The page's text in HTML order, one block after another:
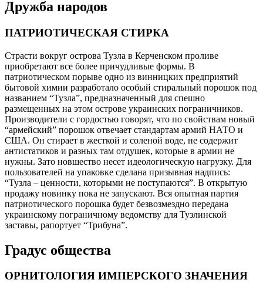
Дружба народов
ПАТРИОТИЧЕСКАЯ СТИРКА
Страсти вокруг острова Тузла в Керченском проливе
приобретают все более причудливые формы. В
патриотическом порыве одно из винницких предприятий
бытовой химии разработало особый стиральный порошок под
названием “Тузла”, предназначенный для спешно
размещенных на этом острове украинских пограничников.
Производители с гордостью говорят, что по свойствам новый
“армейский” порошок отвечает стандартам армий НАТО и
США. Он стирает в жесткой и соленой воде, не содержит
антистатиков и разных там отдушек, которые в армии не
нужны. Зато новшество несет идеологическую нагрузку. Для
пользователей на упаковке сделана призывная надпись:
“Тузла – ценности, которыми не поступаются”. В открытую
продажу новинку пока не запускают. Вся опытная партия
патриотического порошка будет безвозмездно передана
украинскому пограничному ведомству для Тузлинской
заставы, рапортует “Трибуна”.
Градус общества
ОРНИТОЛОГИЯ ИМПЕРСКОГО ЗНАЧЕНИЯ